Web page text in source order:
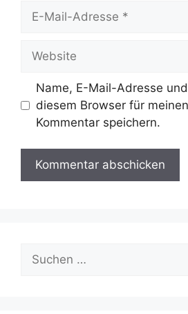
Mail-
Name, E-Mail-Adresse
diesem Browser für
Kommentar speichern.
Suche
nach: